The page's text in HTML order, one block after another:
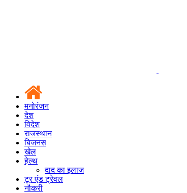
मनोरंजन
देश
विदेश
राजस्थान
बिजनस
खेल
हेल्थ
दाद का इलाज
टूर एंड ट्रेवल
नौकरी